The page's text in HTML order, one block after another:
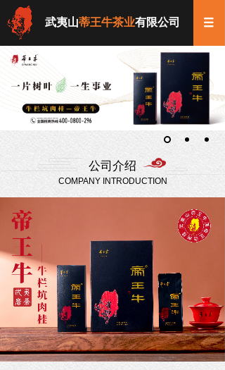
武夷山蒂王牛茶业有限公司
公司介绍
COMPANY INTRODUCTION